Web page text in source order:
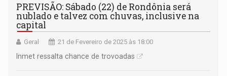
PREVISÃO: Sábado (22) de Rondônia será
nublado e talvez com chuvas, inclusive na
capital
Geral 21 de Fevereiro de 2025 às 18:00
Inmet ressalta chance de trovoadas